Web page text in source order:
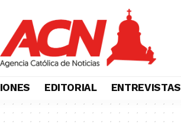
EDITORIAL ENTREVISTAS